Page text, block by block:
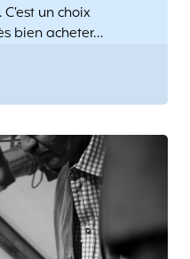
un choix
bien acheter…